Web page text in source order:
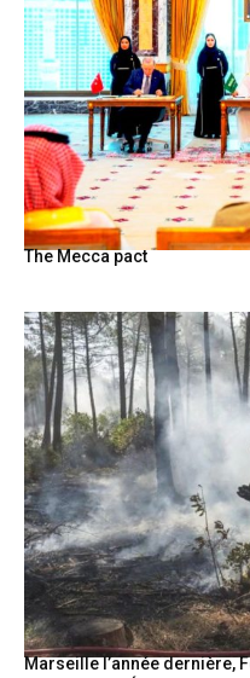
The Mecca pact
Marseille l’année dernière,